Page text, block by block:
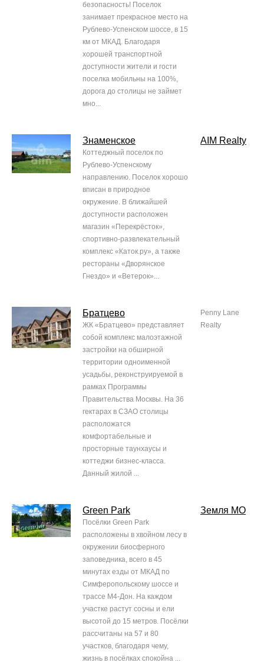
безопасность! Поселок
занимает прекрасное место на
Рублево-Успенском шоссе, в 15
км от МКАД. Благодаря
хорошей транспортной
доступности жители и гости
поселка мобильны на 100%,
дорога до столицы не займет
мно...
Знаменское
Коттеджный поселок по
Рублево-Успенскому
направлению. Поселок хорошо
вписан в природное
окружение. В ближайшей
доступности расположен
магазин «Перекрёсток»,
спортивно-развлекательный
комплекс «Каток.ру», а также
рестораны «Дворянское
Гнездо» и «Ветерок»...
AIM Realty
Братцево
ЖК «Братцево» представляет
собой комплекс малоэтажной
застройки на обширной
территории одноименной
усадьбы, реконструируемой в
рамках Программы
Правительства Москвы. На 36
гектарах в СЗАО столицы
расположатся
комфортабельные и
просторные таунхаусы и
коттеджи бизнес-класса.
Данный жилой ...
Penny Lane
Realty
Green Park
Посёлки Green Park
расположены в хвойном лесу в
окружении биосферного
заповедника, всего в 45
минутах езды от МКАД по
Симферопольскому шоссе и
трассе М4-Дон. На каждом
участке растут сосны и ели
высотой до 15 метров. Посёлки
рассчитаны на 57 и 80
участков, благодаря чему,
жизнь в посёлках спокойна ...
Земля МО